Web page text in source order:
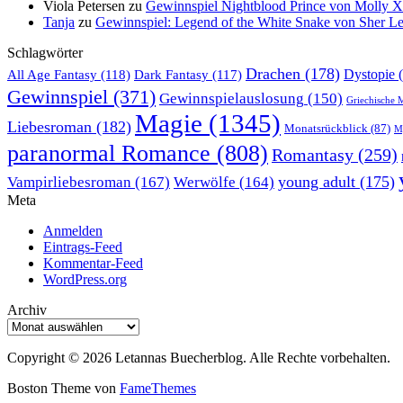
Viola Petersen zu Gewinnspiel Nightblood Prince von Molly
Tanja zu Gewinnspiel: Legend of the White Snake von Sher
Schlagwörter
All Age Fantasy (118) Dark Fantasy (117) Drachen (178) Dystopie
Gewinnspiel (371) Gewinnspielauslosung (150) Griechische
Liebesroman (182) Magie (1345) Monatsrückblick (87)
paranormal Romance (808) Romantasy (259)
Vampirliebesroman (167) Werwölfe (164) young adult (175)
Meta
Anmelden
Eintrags-Feed
Kommentar-Feed
WordPress.org
Archiv
Archiv
Copyright © 2026 Letannas Buecherblog. Alle Rechte vorbehalten.
Boston Theme von FameThemes